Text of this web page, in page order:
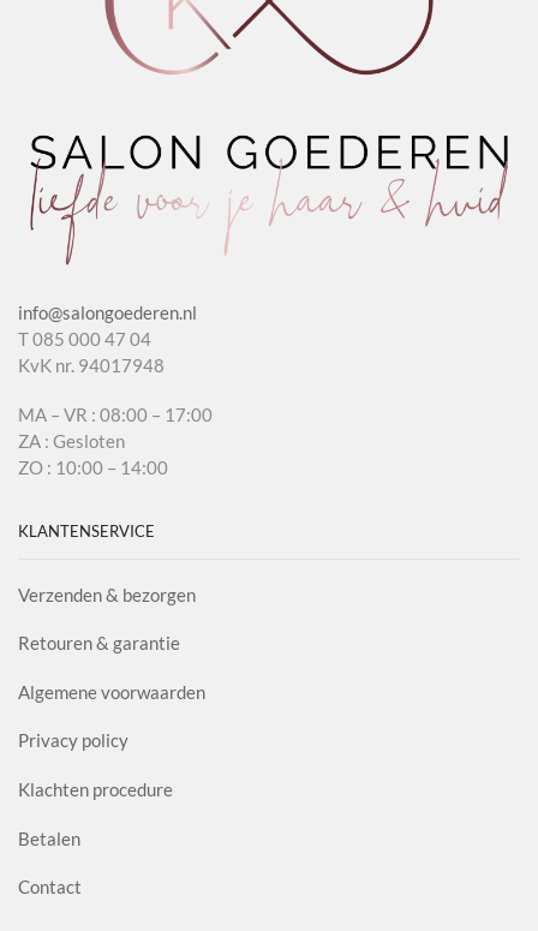
info@salongoederen.nl
T 085 000 47 04
KvK nr. 94017948
MA – VR : 08:00 – 17:00
ZA : Gesloten
ZO : 10:00 – 14:00
KLANTENSERVICE
Verzenden & bezorgen
Retouren & garantie
Algemene voorwaarden
Privacy policy
Klachten procedure
Betalen
Contact